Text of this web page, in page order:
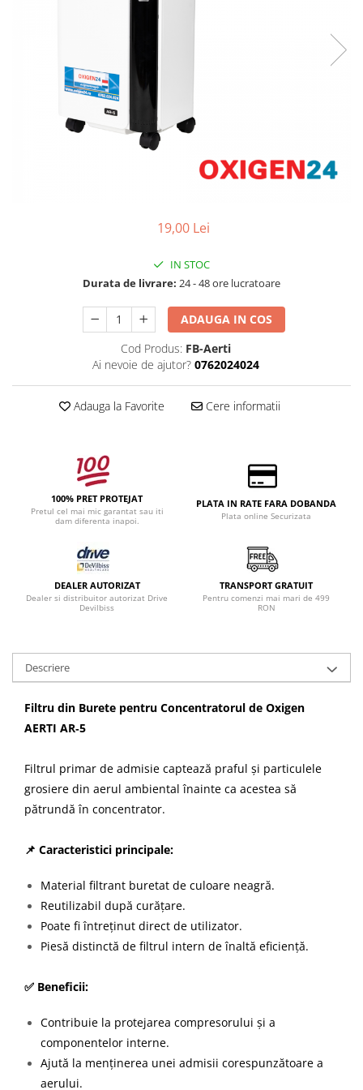
19,00 Lei
IN STOC
Durata de livrare: 24 - 48 ore lucratoare
ADAUGA IN COS
Cod Produs: FB-Aerti
Ai nevoie de ajutor? 0762024024
Adauga la Favorite Cere informatii
100% PRET PROTEJAT
Pretul cel mai mic garantat sau iti
dam diferenta inapoi.
PLATA IN RATE FARA DOBANDA
Plata online Securizata
DEALER AUTORIZAT
Dealer si distribuitor autorizat Drive
Devilbiss
TRANSPORT GRATUIT
Pentru comenzi mai mari de 499
RON
Descriere
Filtru din Burete pentru Concentratorul de Oxigen
AERTI AR‑5
Filtrul primar de admisie captează praful și particulele
grosiere din aerul ambiental înainte ca acestea să
pătrundă în concentrator.
📌 Caracteristici principale:
Material filtrant buretat de culoare neagră.
Reutilizabil după curățare.
Poate fi întreținut direct de utilizator.
Piesă distinctă de filtrul intern de înaltă eficiență.
✅ Beneficii:
Contribuie la protejarea compresorului și a
componentelor interne.
Ajută la menținerea unei admisii corespunzătoare a
aerului.